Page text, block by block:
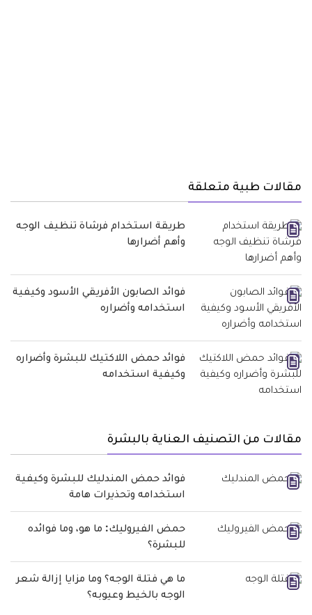
مقالات طبية متعلقة
طريقة استخدام فرشاة تنظيف الوجه
وأهم أضرارها
فوائد الصابون الأفريقي الأسود وكيفية
استخدامه وأضراره
فوائد حمض اللاكتيك للبشرة وأضراره
وكيفية استخدامه
مقالات من التصنيف العناية بالبشرة
فوائد حمض المندليك للبشرة وكيفية
استخدامه وتحذيرات هامة
حمض الفيروليك: ما هو، وما فوائده
للبشرة؟
ما هي فتلة الوجه؟ وما مزايا إزالة شعر
الوجه بالخيط وعيوبه؟